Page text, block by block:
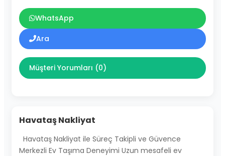
WhatsApp
Ara
Müşteri Yorumları (0)
Havataş Nakliyat
Havataş Nakliyat ile Süreç Takipli ve Güvence
Merkezli Ev Taşıma Deneyimi Uzun mesafeli ev